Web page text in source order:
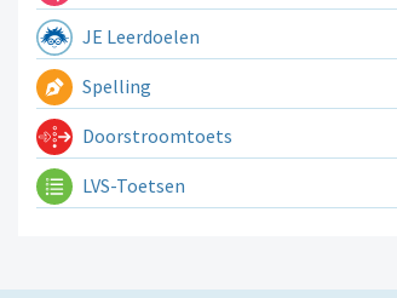
JE Leerdoelen
Spelling
Doorstroomtoets
LVS-Toetsen